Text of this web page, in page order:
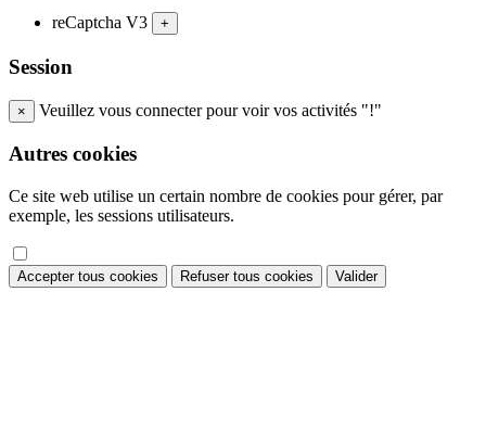
reCaptcha V3 +
Session
× Veuillez vous connecter pour voir vos activités "!"
Autres cookies
Ce site web utilise un certain nombre de cookies pour gérer, par
exemple, les sessions utilisateurs.
Accepter tous cookies Refuser tous cookies Valider